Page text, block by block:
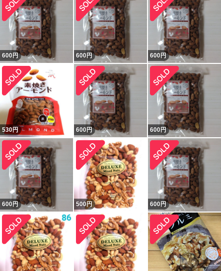
600円 600円 600円
530円 600円 600円
600円 500円 600円